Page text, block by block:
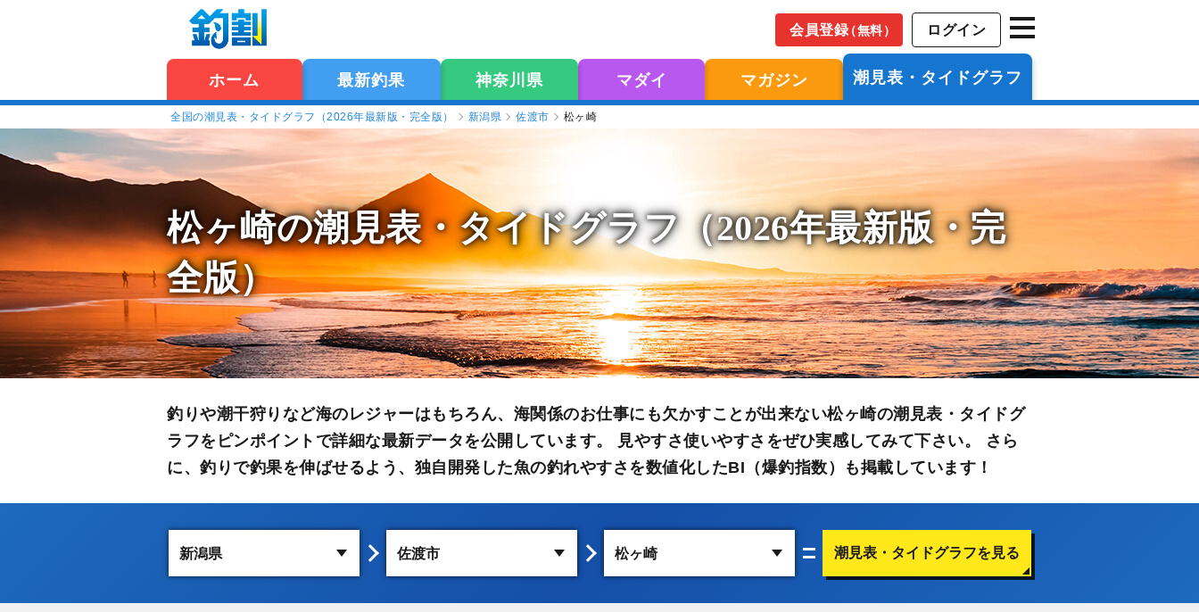
会員登録（無料） ログイン
ホーム 最新釣果 神奈川県 マダイ マガジン 潮見表・タイドグラフ
全国の潮見表・タイドグラフ（2026年最新版・完全版） 新潟県 佐渡市 松ヶ崎
松ヶ崎の潮見表・タイドグラフ（2026年最新版・完
全版）
釣りや潮干狩りなど海のレジャーはもちろん、海関係のお仕事にも欠かすことが出来ない松ヶ崎の潮見表・タイドグ
ラフをピンポイントで詳細な最新データを公開しています。 見やすさ使いやすさをぜひ実感してみて下さい。 さら
に、釣りで釣果を伸ばせるよう、独自開発した魚の釣れやすさを数値化したBI（爆釣指数）も掲載しています！
潮見表・タイドグラフを見る